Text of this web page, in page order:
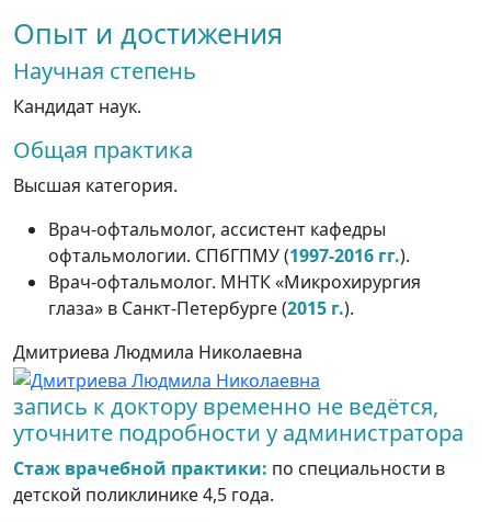
Опыт и достижения
Научная степень
Кандидат наук.
Общая практика
Высшая категория.
Врач-офтальмолог, ассистент кафедры
офтальмологии. СПбГПМУ (1997-2016 гг.).
Врач-офтальмолог. МНТК «Микрохирургия
глаза» в Санкт-Петербурге (2015 г.).
Дмитриева Людмила Николаевна
запись к доктору временно не ведётся,
уточните подробности у администратора
Стаж врачебной практики: по специальности в
детской поликлинике 4,5 года.